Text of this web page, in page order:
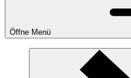
Öffne Menü